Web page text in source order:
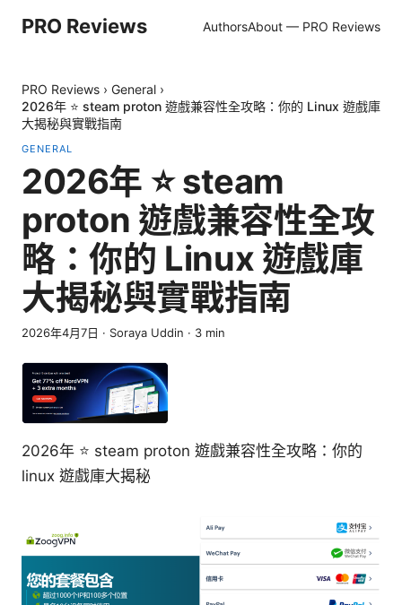
PRO Reviews AuthorsAbout — PRO Reviews
PRO Reviews › General ›
2026年 ⭐ steam proton 遊戲兼容性全攻略：你的 Linux 遊戲庫
大揭秘與實戰指南
GENERAL
2026年 ⭐ steam
proton 遊戲兼容性全攻
略：你的 Linux 遊戲庫
大揭秘與實戰指南
2026年4月7日 · Soraya Uddin · 3 min
2026年 ⭐ steam proton 遊戲兼容性全攻略：你的
linux 遊戲庫大揭秘